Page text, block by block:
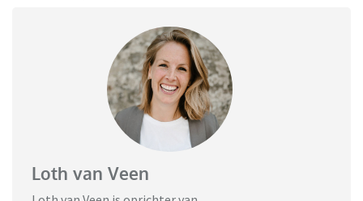
Loth van Veen